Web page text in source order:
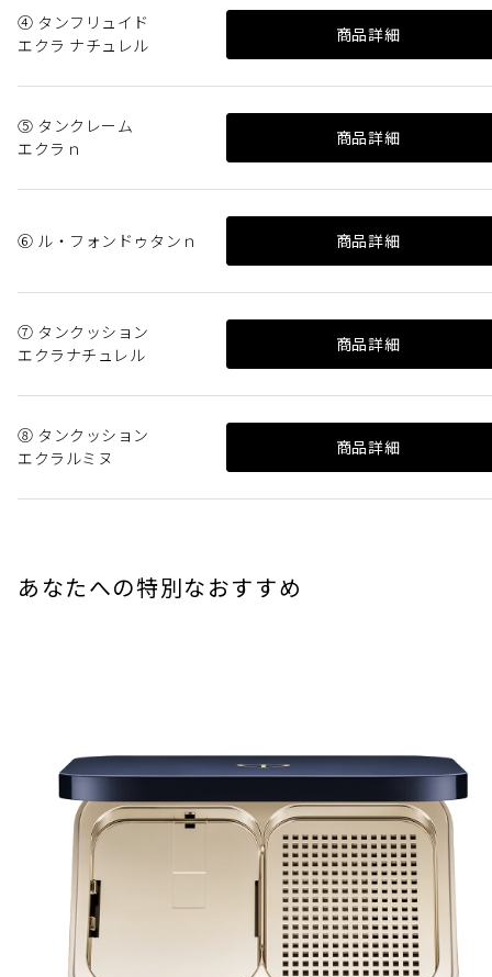
④ タンフリュイド
エクラ ナチュレル
商品詳細
⑤ タンクレーム
エクラｎ
商品詳細
⑥ ル・フォンドゥタンｎ 商品詳細
⑦ タンクッション
エクラナチュレル
商品詳細
⑧ タンクッション
エクラルミヌ
商品詳細
あなたへの特別なおすすめ